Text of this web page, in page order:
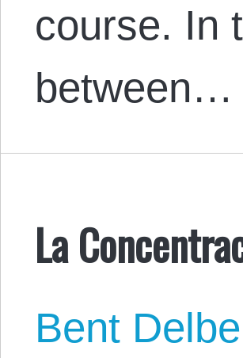
course. In
between…
La
Bent